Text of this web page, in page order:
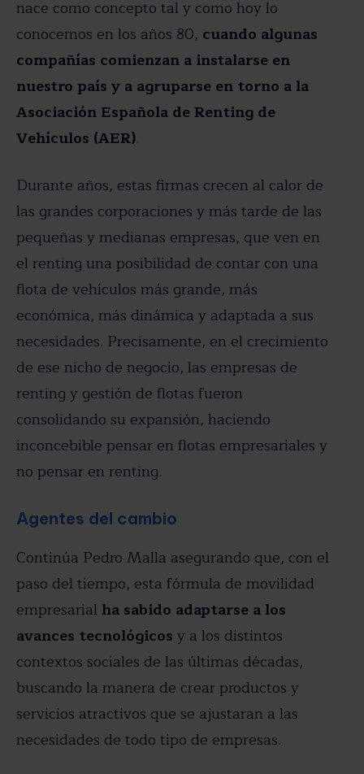
nace como concepto tal y como hoy lo
conocemos en los años 80, cuando algunas
compañías comienzan a instalarse en
nuestro país y a agruparse en torno a la
Asociación Española de Renting de
Vehículos (AER).
Durante años, estas firmas crecen al calor de
las grandes corporaciones y más tarde de las
pequeñas y medianas empresas, que ven en
el renting una posibilidad de contar con una
flota de vehículos más grande, más
económica, más dinámica y adaptada a sus
necesidades. Precisamente, en el crecimiento
de ese nicho de negocio, las empresas de
renting y gestión de flotas fueron
consolidando su expansión, haciendo
inconcebible pensar en flotas empresariales y
no pensar en renting.
Agentes del cambio
Continúa Pedro Malla asegurando que, con el
paso del tiempo, esta fórmula de movilidad
empresarial ha sabido adaptarse a los
avances tecnológicos y a los distintos
contextos sociales de las últimas décadas,
buscando la manera de crear productos y
servicios atractivos que se ajustaran a las
necesidades de todo tipo de empresas.